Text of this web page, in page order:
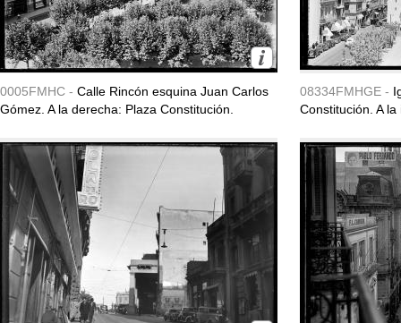
0005FMHC - Calle Rincón esquina Juan Carlos
Gómez. A la derecha: Plaza Constitución.
08334FMHGE -
Constitución. A